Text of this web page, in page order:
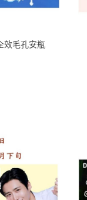
效毛孔安瓶